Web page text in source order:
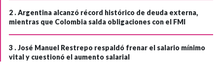
2 .Argentina alcanzó récord histórico de deuda externa,
mientras que Colombia salda obligaciones con el FMI
3 .José Manuel Restrepo respaldó frenar el salario mínimo
vital y cuestionó el aumento salarial